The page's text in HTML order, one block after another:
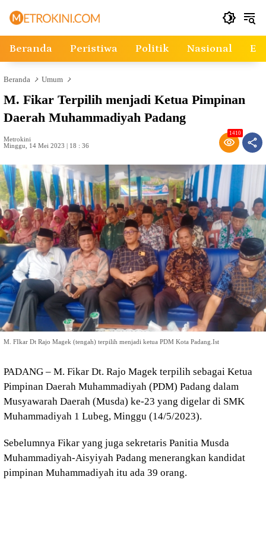
Beranda Peristiwa Politik Nasional
Beranda Umum
M. Fikar Terpilih menjadi Ketua Pimpinan
Daerah Muhammadiyah Padang
Metrokini
Minggu, 14 Mei 2023 | 18 : 36
1410
M. FIkar Dt Rajo Magek (tengah) terpilih menjadi ketua PDM Kota Padang.Ist
PADANG – M. Fikar Dt. Rajo Magek terpilih sebagai Ketua
Pimpinan Daerah Muhammadiyah (PDM) Padang dalam
Musyawarah Daerah (Musda) ke-23 yang digelar di SMK
Muhammadiyah 1 Lubeg, Minggu (14/5/2023).
Sebelumnya Fikar yang juga sekretaris Panitia Musda
Muhammadiyah-Aisyiyah Padang menerangkan kandidat
pimpinan Muhammadiyah itu ada 39 orang.